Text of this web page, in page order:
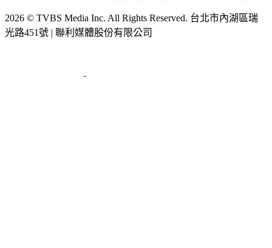
2026 © TVBS Media Inc. All Rights Reserved. 台北市內湖區瑞
光路451號 | 聯利媒體股份有限公司